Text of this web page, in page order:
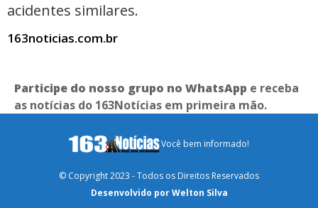
acidentes similares.
163noticias.com.br
Participe do nosso grupo no WhatsApp e receba
as notícias do 163Notícias em primeira mão.
Você bem informado!
© Copyright 2023 - Todos os Direitos Reservados
Desenvolvido por Welton Silva